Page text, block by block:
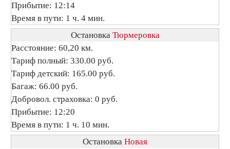
Прибытие: 12:14
Время в пути: 1 ч. 4 мин.
Остановка Тюрмеровка
Расстояние: 60,20 км.
Тариф полный: 330.00 руб.
Тариф детский: 165.00 руб.
Багаж: 66.00 руб.
Добровол. страховка: 0 руб.
Прибытие: 12:20
Время в пути: 1 ч. 10 мин.
Остановка Новая